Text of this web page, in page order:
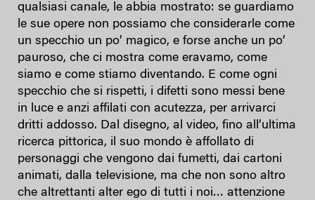
qualsiasi canale, le abbia mostrato: se guardiamo
le sue opere non possiamo che considerarle come
un specchio un po’ magico, e forse anche un po’
pauroso, che ci mostra come eravamo, come
siamo e come stiamo diventando. E come ogni
specchio che si rispetti, i difetti sono messi bene
in luce e anzi affilati con acutezza, per arrivarci
dritti addosso. Dal disegno, al video, fino all’ultima
ricerca pittorica, il suo mondo è affollato di
personaggi che vengono dai fumetti, dai cartoni
animati, dalla televisione, ma che non sono altro
che altrettanti alter ego di tutti i noi… attenzione